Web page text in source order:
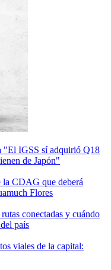
"El IGSS sí adquirió Q18
de Japón"
la CDAG que deberá
Flores
conectadas y cuándo
país
viales de la capital: